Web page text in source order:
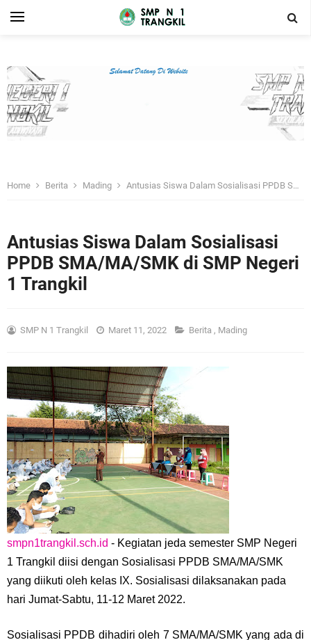
Home Berita Mading Antusias Siswa Dalam Sosialisasi PPDB SMA/MA/SMK di SMP Negeri 1 Trangkil
Antusias Siswa Dalam Sosialisasi
PPDB SMA/MA/SMK di SMP Negeri
1 Trangkil
SMP N 1 Trangkil Maret 11, 2022 Berita , Mading
smpn1trangkil.sch.id - Kegiatan jeda semester SMP Negeri
1 Trangkil diisi dengan Sosialisasi PPDB SMA/MA/SMK
yang diikuti oleh kelas IX. Sosialisasi dilaksanakan pada
hari Jumat-Sabtu, 11-12 Maret 2022.
Sosialisasi PPDB dihadiri oleh 7 SMA/MA/SMK yang ada di